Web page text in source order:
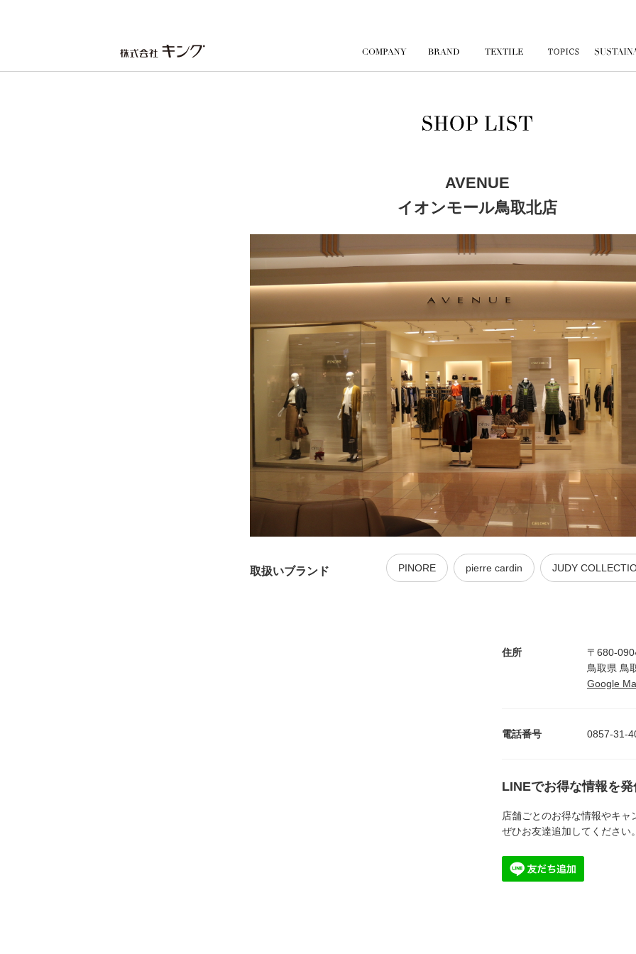
AVENUE
イオンモール鳥取北店
取扱いブランド PINORE pierre cardin JUDY
住所
〒680-
鳥取県 鳥
Google
電話番号 0857-31-
LINEでお得な情報を
店舗ごとのお得な情報やキ
ぜひお友達追加してください